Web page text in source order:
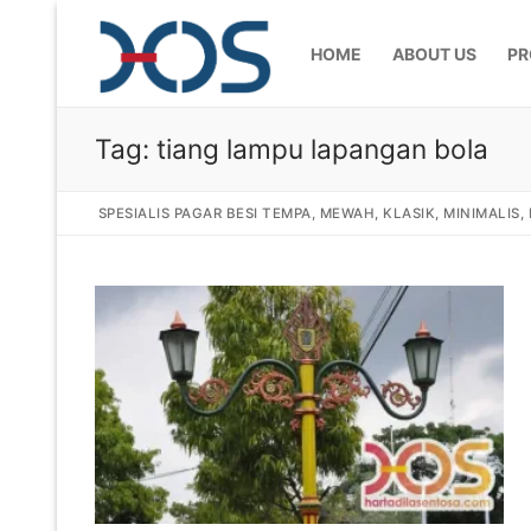
HOME ABOUT US
Home
About Us
Products
Pagar Besi
Railing
Gallery
Gallery
Articles
Tag: tiang lampu lapangan bola
SPESIALIS PAGAR BESI TEMPA, MEWAH, KLASIK, MINIMALIS,